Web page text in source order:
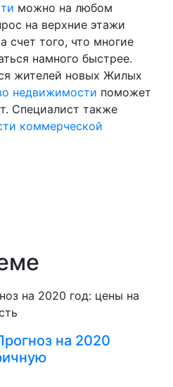
можно на любом
на верхние этажи
счет того, что многие
намного быстрее.
жителей новых Жилых
недвижимости поможет
Специалист также
коммерческой
на 2020